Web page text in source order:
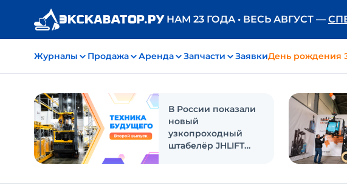
НАМ 23 ГОДА • ВЕСЬ АВГУСТ —
Журналы Продажа Аренда Запчасти ЗаявкиДень рождения
В России показали
новый
узкопроходный
штабелёр JHLIFT